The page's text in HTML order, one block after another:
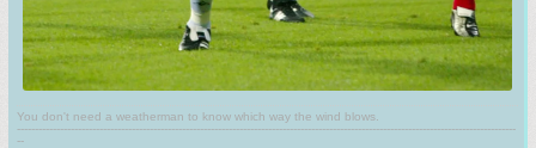
You don't need a weatherman to know which way the wind blows.
-------------------------------------------------------------------------------------------------------------------------------------------
--